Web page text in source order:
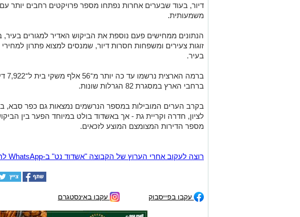
דיור, בעוד שבערים אחרות נפתחו מספר פרויקטים רחבים יותר
משמעותית.
הנתונים ממחישים פעם נוספת את הביקוש האדיר למגורים בעיר,
זוגות צעירים ומשפחות חסרות דיור, שמנסים למצוא פתרון למחירי
בעיר.
ברמה
ברחבי הארץ במסגרת 82 הגרלות שונות.
בקרב הערים המובילות במספר הנרשמים נמצאות גם כפר סבא,
לציון, חדרה וקריית גת - אך באשדוד בולט במיוחד הפער בין
מספר הדירות המצומצם המוצע לזכאים.
רוצה לעקוב אחרי הערוץ של הקבוצה "אשדוד נט" ב-WhatsApp לחצו כאן
עקבו בפייסבוק עקבו באינסטגרם